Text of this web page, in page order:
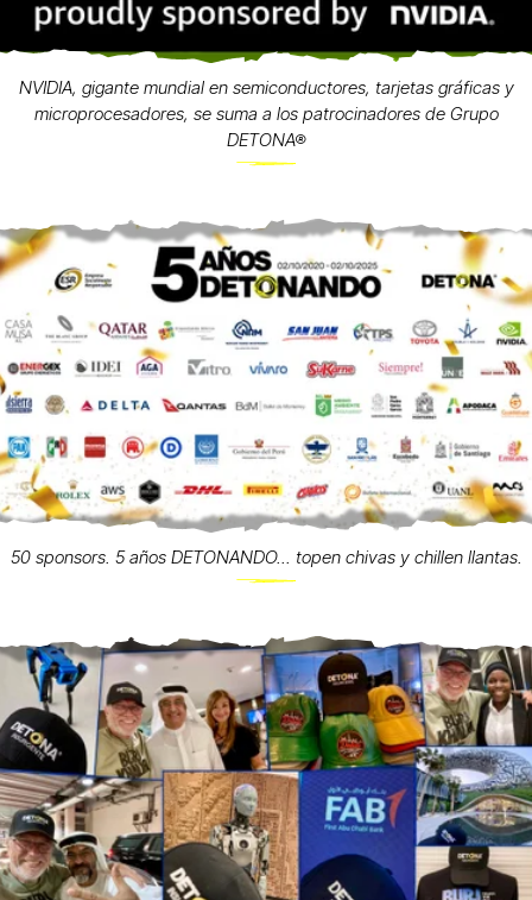
NVIDIA, gigante mundial en semiconductores, tarjetas gráficas y
microprocesadores, se suma a los patrocinadores de Grupo
DETONA®
50 sponsors. 5 años DETONANDO... topen chivas y chillen llantas.